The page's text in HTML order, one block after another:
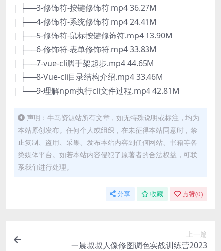
| ├──3-修饰符-按键修饰符.mp4 36.27M
| ├──4-修饰符-系统修饰符.mp4 24.41M
| ├──5-修饰符-鼠标按键修饰符.mp4 13.90M
| ├──6-修饰符-表单修饰符.mp4 33.83M
| ├──7-vue-cli脚手架起步.mp4 44.65M
| ├──8-Vue-cli目录结构介绍.mp4 33.46M
| └──9-理解npm执行cli文件过程.mp4 42.81M
声明：牛马资源站所有文章，如无特殊说明或标注，均为
本站原创发布。任何个人或组织，在未征得本站同意时，禁
止复制、盗用、采集、发布本站内容到任何网站、书籍等各
类媒体平台。如若本站内容侵犯了原著者的合法权益，可联
系我们进行处理。
分享 收藏 点赞(0)
上一篇
一晨叔叔人像修图调色实战训练营2023